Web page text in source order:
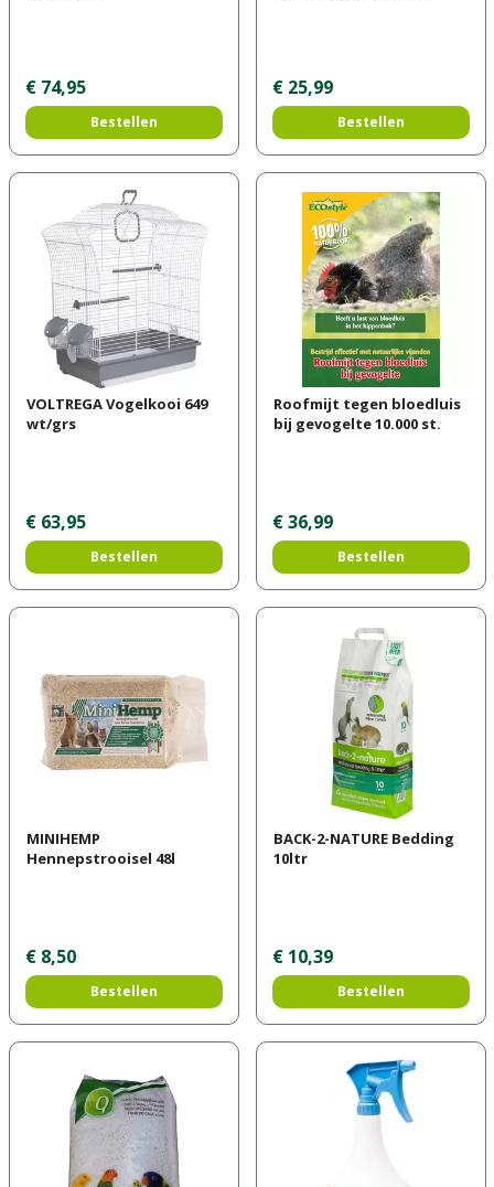
€ 74,95
Bestellen
€ 25,99
Bestellen
VOLTREGA Vogelkooi 649
wt/grs
€ 63,95
Bestellen
Roofmijt tegen bloedluis
bij gevogelte 10.000 st.
€ 36,99
Bestellen
MINIHEMP
Hennepstrooisel 48l
€ 8,50
Bestellen
BACK-2-NATURE Bedding
10ltr
€ 10,39
Bestellen